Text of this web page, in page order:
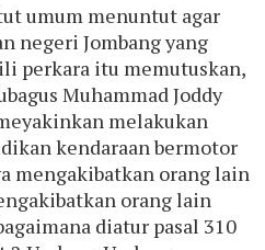
umum menuntut agar
negeri Jombang yang
perkara itu memutuskan,
Muhammad Joddy
melakukan
kendaraan bermotor
mengakibatkan orang lain
orang lain
diatur pasal 310